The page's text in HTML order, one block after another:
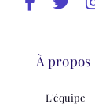
À propos
L'équipe